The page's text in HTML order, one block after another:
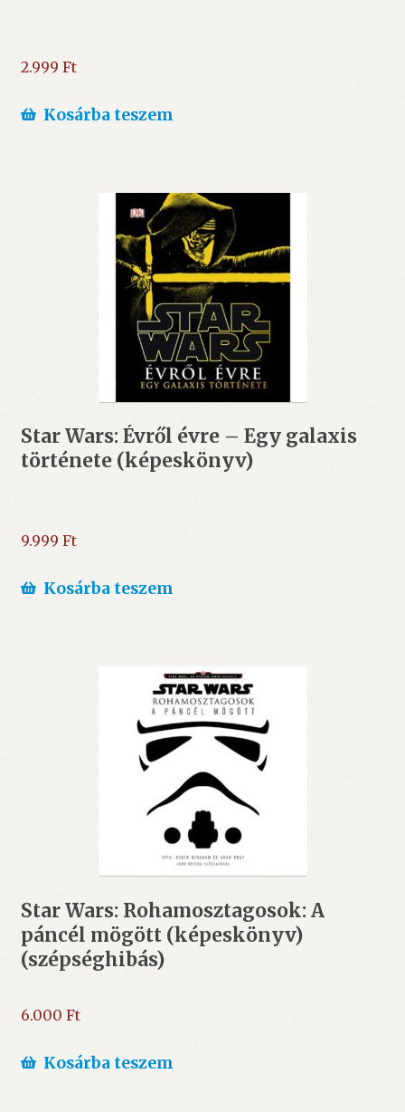
2.999 Ft
Kosárba teszem
Star Wars: Évről évre – Egy galaxis
története (képeskönyv)
9.999 Ft
Kosárba teszem
Star Wars: Rohamosztagosok: A
páncél mögött (képeskönyv)
(szépséghibás)
6.000 Ft
Kosárba teszem